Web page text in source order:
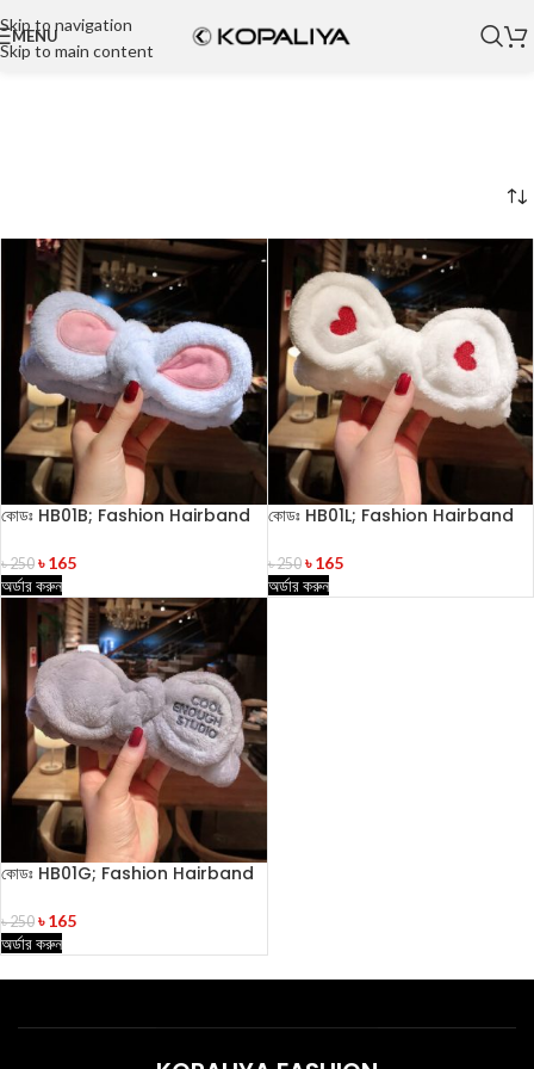
Skip to navigation
Skip to main content
MENU
কোডঃ HB01B; Fashion Hairband
৳250 ৳165
অর্ডার করুন
কোডঃ HB01L; Fashion Hairband
৳250 ৳165
অর্ডার করুন
কোডঃ HB01G; Fashion Hairband
৳250 ৳165
অর্ডার করুন